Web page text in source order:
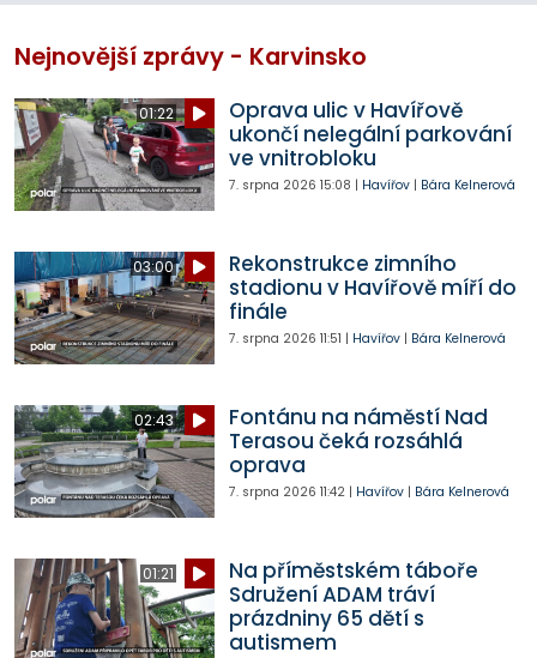
Nejnovější zprávy - Karvinsko
01:22
Oprava ulic v Havířově
ukončí nelegální parkování
ve vnitrobloku
7. srpna 2026 15:08 | Havířov| Bára Kelnerová
03:00
Rekonstrukce zimního
stadionu v Havířově míří do
finále
7. srpna 2026 11:51 | Havířov| Bára Kelnerová
02:43
Fontánu na náměstí Nad
Terasou čeká rozsáhlá
oprava
7. srpna 2026 11:42| Havířov| Bára Kelnerová
01:21
Na příměstském táboře
Sdružení ADAM tráví
prázdniny 65 dětí s
autismem